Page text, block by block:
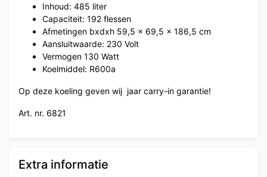
Inhoud: 485 liter
Capaciteit: 192 flessen
Afmetingen bxdxh 59,5 x 69,5 x 186,5 cm
Aansluitwaarde: 230 Volt
Vermogen 130 Watt
Koelmiddel: R600a
Op deze koeling geven wij jaar carry-in garantie!
Art. nr. 6821
Extra informatie